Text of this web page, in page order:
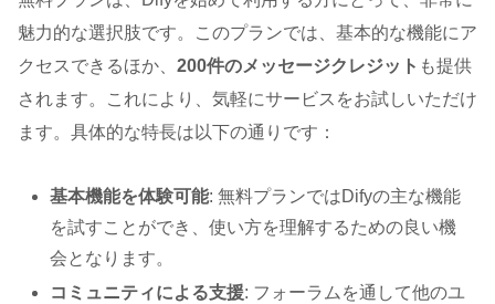
魅力的な選択肢です。このプランでは、基本的な機能にア
クセスできるほか、 200件のメッセージクレジット も提供
されます。これにより、気軽にサービスをお試しいただけ
ます。具体的な特長は以下の通りです：
基本機能を体験可能: 無料プランではDifyの主な機能
を試すことができ、使い方を理解するための良い機
会となります。
コミュニティによる支援: フォーラムを通して他のユ